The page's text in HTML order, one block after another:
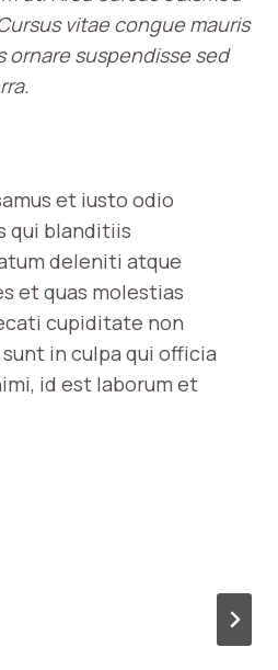
vitae congue mauris
ornare suspendisse sed
et iusto odio
qui blanditiis
deleniti atque
et quas molestias
cupiditate non
in culpa qui officia
id est laborum et